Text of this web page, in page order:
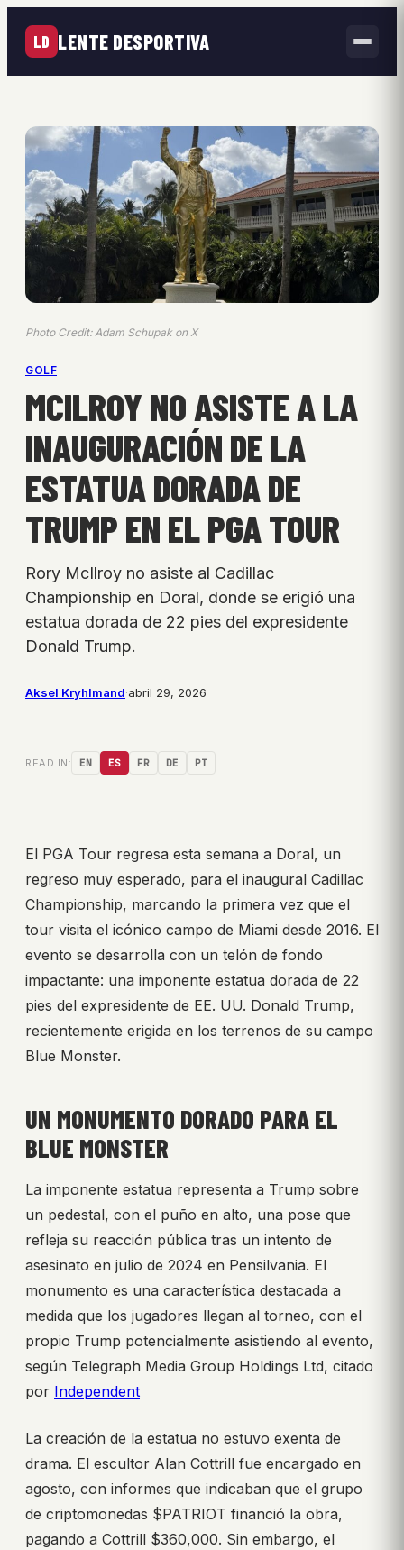
LD LENTE DESPORTIVA
Photo Credit: Adam Schupak on X
GOLF
MCILROY NO ASISTE A LA
INAUGURACIÓN DE LA
ESTATUA DORADA DE
TRUMP EN EL PGA TOUR
Rory McIlroy no asiste al Cadillac
Championship en Doral, donde se erigió una
estatua dorada de 22 pies del expresidente
Donald Trump.
Aksel Kryhlmand·abril 29, 2026
READ IN: EN ES FR DE PT
El PGA Tour regresa esta semana a Doral, un
regreso muy esperado, para el inaugural Cadillac
Championship, marcando la primera vez que el
tour visita el icónico campo de Miami desde 2016. El
evento se desarrolla con un telón de fondo
impactante: una imponente estatua dorada de 22
pies del expresidente de EE. UU. Donald Trump,
recientemente erigida en los terrenos de su campo
Blue Monster.
UN MONUMENTO DORADO PARA EL
BLUE MONSTER
La imponente estatua representa a Trump sobre
un pedestal, con el puño en alto, una pose que
refleja su reacción pública tras un intento de
asesinato en julio de 2024 en Pensilvania. El
monumento es una característica destacada a
medida que los jugadores llegan al torneo, con el
propio Trump potencialmente asistiendo al evento,
según Telegraph Media Group Holdings Ltd, citado
por Independent
La creación de la estatua no estuvo exenta de
drama. El escultor Alan Cottrill fue encargado en
agosto, con informes que indicaban que el grupo
de criptomonedas $PATRIOT financió la obra,
pagando a Cottrill $360,000. Sin embargo, el